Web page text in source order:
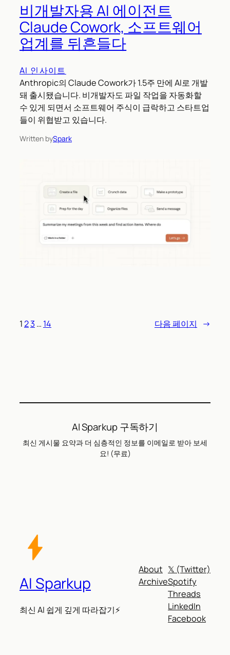
비개발자용 AI 에이전트
Claude Cowork, 소프트웨어
업계를 뒤흔들다
AI 인사이트
Anthropic의 Claude Cowork가 1.5주 만에 AI로 개발
돼 출시됐습니다. 비개발자도 파일 작업을 자동화할
수 있게 되면서 소프트웨어 주식이 급락하고 스타트업
들이 위협받고 있습니다.
Written bySpark
123 … 14 다음 페이지 →
AI Sparkup 구독하기
최신 게시물 요약과 더 심층적인 정보를 이메일로 받아 보세
요! (무료)
AI Sparkup
최신 AI 쉽게 깊게 따라잡기⚡
About
Archive
𝕏 (Twitter)
Spotify
Threads
LinkedIn
Facebook